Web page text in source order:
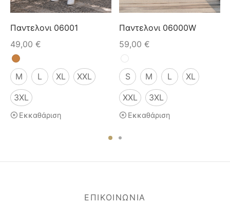
Παντελονι 06001
49,00 €
M L XL XXL
3XL
Εκκαθάριση
Παντελονι 06000W
59,00 €
S M L XL
XXL 3XL
Εκκαθάριση
ΕΠΙΚΟΙΝΩΝΙΑ